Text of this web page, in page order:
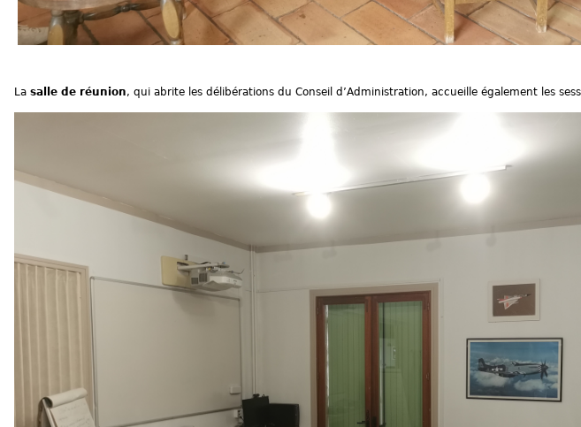
La salle de réunion, qui abrite les délibérations du Conseil d’Administration, accueille également les